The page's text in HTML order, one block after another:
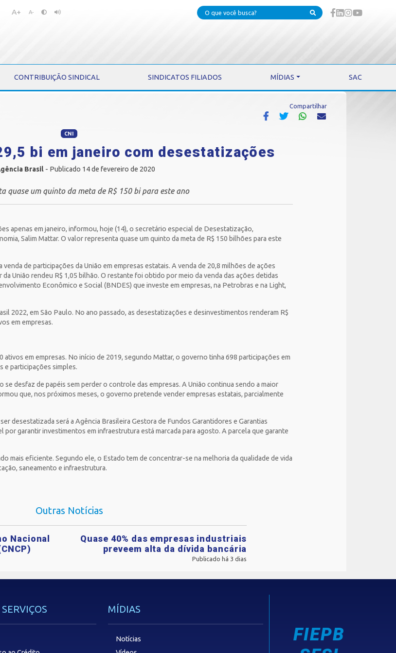
Pular
Pular
A+ A-
CONTRIBUIÇÃO SINDICAL SINDICATOS FILIADOS MÍDIAS SAC
Compartilhar
CNI
bi em janeiro com desestatizações
Brasil - Publicado 14 de fevereiro de 2020
quase um quinto da meta de R$ 150 bi para este ano
apenas em janeiro, informou, hoje (14), o secretário especial de Desestatização,
Salim Mattar. O valor representa quase um quinto da meta de R$ 150 bilhões para este
de participações da União em empresas estatais. A venda de 20,8 milhões de ações
União rendeu R$ 1,05 bilhão. O restante foi obtido por meio da venda das ações detidas
Econômico e Social (BNDES) que investe em empresas, na Petrobras e na Light,
2022, em São Paulo. No ano passado, as desestatizações e desinvestimentos renderam R$
em empresas.
em empresas. No início de 2019, segundo Mattar, o governo tinha 698 participações em
e participações simples.
desfaz de papéis sem perder o controle das empresas. A União continua sendo a maior
que, nos próximos meses, o governo pretende vender empresas estatais, parcialmente
desestatizada será a Agência Brasileira Gestora de Fundos Garantidores e Garantias
por garantir investimentos em infraestrutura está marcada para agosto. A parcela que garante
mais eficiente. Segundo ele, o Estado tem de concentrar-se na melhoria da qualidade de vida
saneamento e infraestrutura.
Outras Notícias
Nacional
Quase 40% das empresas industriais
preveem alta da dívida bancária
Publicado há 3 dias
MÍDIAS
Notícias
FIEPB